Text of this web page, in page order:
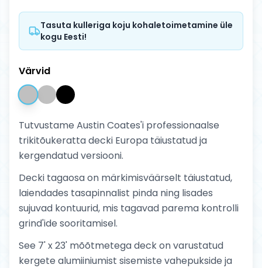
Tasuta kulleriga koju kohaletoimetamine üle
kogu Eesti!
Värvid
Tutvustame Austin Coates'i professionaalse
trikitõukeratta decki Europa täiustatud ja
kergendatud versiooni.
Decki tagaosa on märkimisväärselt täiustatud,
laiendades tasapinnalist pinda ning lisades
sujuvad kontuurid, mis tagavad parema kontrolli
grind'ide sooritamisel.
See 7' x 23' mõõtmetega deck on varustatud
kergete alumiiniumist sisemiste vahepukside ja